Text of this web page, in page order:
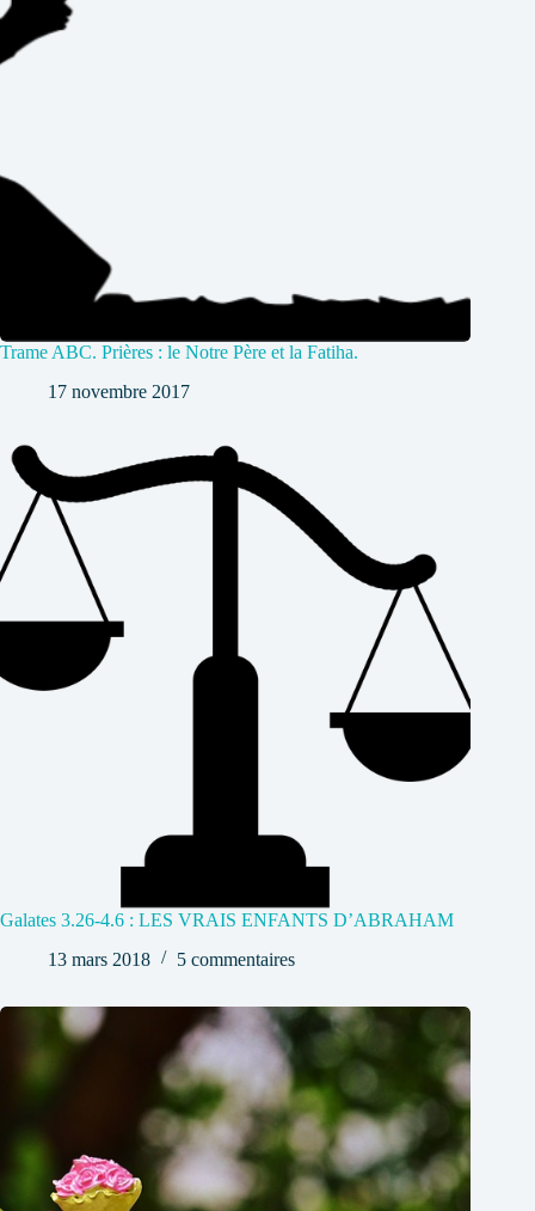
Trame ABC. Prières : le Notre Père et la Fatiha.
17 novembre 2017
Galates 3.26-4.6 : LES VRAIS ENFANTS D’ABRAHAM
13 mars 2018
5 commentaires